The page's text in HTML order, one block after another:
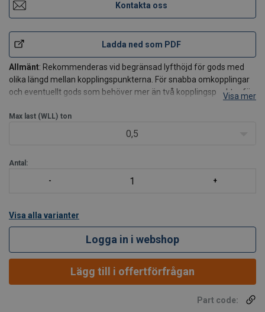
Kontakta oss
Ladda ned som PDF
Allmänt: Rekommenderas vid begränsad lyfthöjd för gods med
olika längd mellan kopplingspunkterna. För snabba omkopplingar
och eventuellt gods som behöver mer än två kopplingspunkter för
Utförande: Svetsad rörbalkskonstruktion som ger god vrids
Visa mer
Max last (WLL) ton
0,5
Antal:
Visa alla varianter
Logga in i webshop
Lägg till i offertförfrågan
Part code: